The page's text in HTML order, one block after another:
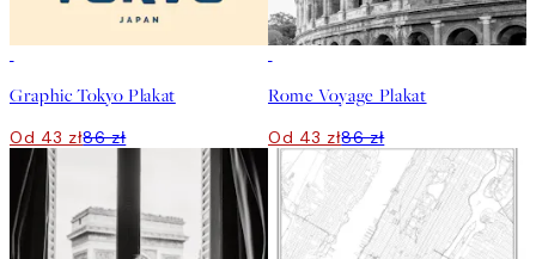
Graphic Tokyo Plakat
Od 43 zł86 zł
Rome Voyage Plakat
Od 43 zł86 zł